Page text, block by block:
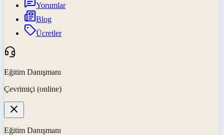
Yorumlar
Blog
Ücretler
Eğitim Danışmanı
Çevrimiçi (online)
Eğitim Danışmanı